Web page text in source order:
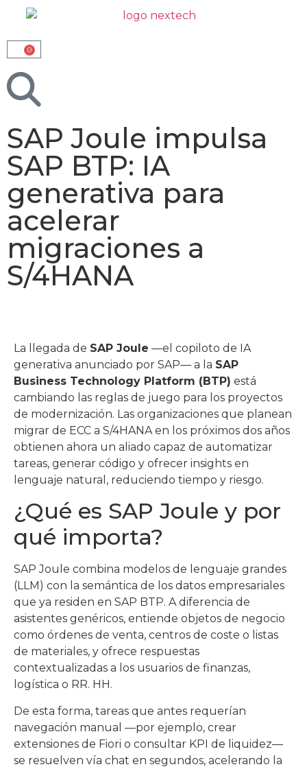
0
SAP Joule impulsa
SAP BTP: IA
generativa para
acelerar
migraciones a
S/4HANA
La llegada de SAP Joule —el copiloto de IA
generativa anunciado por SAP— a la SAP
Business Technology Platform (BTP) está
cambiando las reglas de juego para los proyectos
de modernización. Las organizaciones que planean
migrar de ECC a S/4HANA en los próximos dos años
obtienen ahora un aliado capaz de automatizar
tareas, generar código y ofrecer insights en
lenguaje natural, reduciendo tiempo y riesgo.
¿Qué es SAP Joule y por
qué importa?
SAP Joule combina modelos de lenguaje grandes
(LLM) con la semántica de los datos empresariales
que ya residen en SAP BTP. A diferencia de
asistentes genéricos, entiende objetos de negocio
como órdenes de venta, centros de coste o listas
de materiales, y ofrece respuestas
contextualizadas a los usuarios de finanzas,
logística o RR. HH.
De esta forma, tareas que antes requerían
navegación manual —por ejemplo, crear
extensiones de Fiori o consultar KPI de liquidez—
se resuelven vía chat en segundos, acelerando la